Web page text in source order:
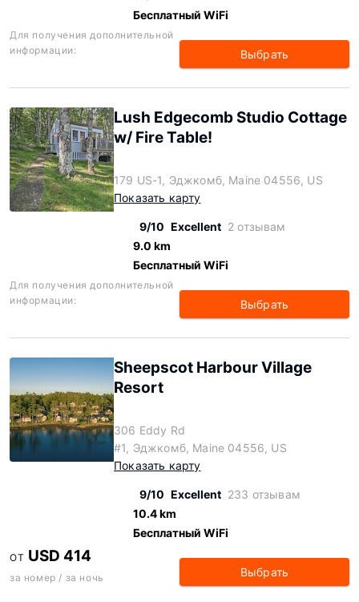
Бесплатный WiFi
Для получения дополнительной
информации:
Выбрать
Lush Edgecomb Studio Cottage
w/ Fire Table!
179 US-1, Эджкомб, Maine 04556, US
Показать карту
9/10 Excellent 2 отзывам
9.0 km
Бесплатный WiFi
Для получения дополнительной
информации:
Выбрать
Sheepscot Harbour Village
Resort
306 Eddy Rd
#1, Эджкомб, Maine 04556, US
Показать карту
9/10 Excellent 233 отзывам
10.4 km
Бесплатный WiFi
ОТ USD 414
за номер / за ночь Выбрать